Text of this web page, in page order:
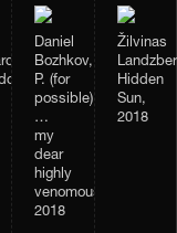
Daniel
Bozhkov,
P. (for
possible)
…
my
dear
highly
venomous,
2018
Žilvinas
Hidden
Sun,
2018